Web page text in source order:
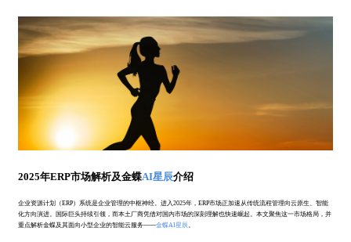
2025年ERP市场解析及金蝶AI星辰介绍
企业资源计划（ERP）系统是企业管理的中枢神经。进入2025年，ERP市场正加速从传统流程管理向云原生、智能
化方向演进。国际巨头持续引领，而本土厂商凭借对国内市场的深刻理解也快速崛起。本文聚焦这一市场格局，并
重点解析金蝶及其面向小型企业的智能云服务——金蝶AI星辰 。